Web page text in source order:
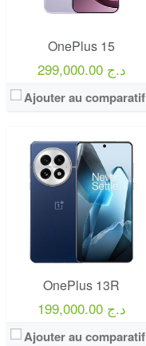
OnePlus 15
299,000.00 د.ج
Ajouter au comparatif
OnePlus 13R
199,000.00 د.ج
Ajouter au comparatif